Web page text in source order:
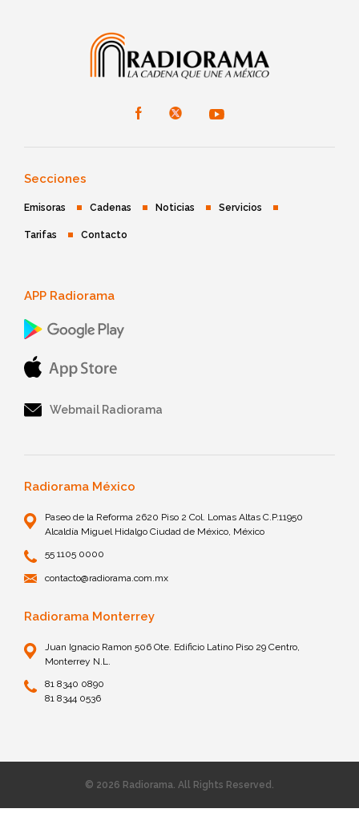
Secciones
Emisoras Cadenas Noticias Servicios
Tarifas Contacto
APP Radiorama
Webmail Radiorama
Radiorama México
Paseo de la Reforma 2620 Piso 2 Col. Lomas Altas C.P.11950
Alcaldía Miguel Hidalgo Ciudad de México, México
55 1105 0000
contacto@radiorama.com.mx
Radiorama Monterrey
Juan Ignacio Ramon 506 Ote. Edificio Latino Piso 29 Centro,
Monterrey N.L.
81 8340 0890
81 8344 0536
© 2026 Radiorama. All Rights Reserved.